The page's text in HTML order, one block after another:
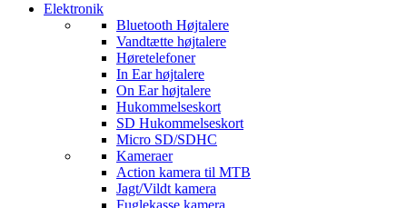
Elektronik
Bluetooth Højtalere
Vandtætte højtalere
Høretelefoner
In Ear højtalere
On Ear højtalere
Hukommelseskort
SD Hukommelseskort
Micro SD/SDHC
Kameraer
Action kamera til MTB
Jagt/Vildt kamera
Fuglekasse kamera